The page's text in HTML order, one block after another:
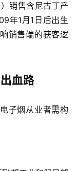
销售含尼古丁产
年1月1日后出生
销售端的获客逻
血路
子烟从业者需构